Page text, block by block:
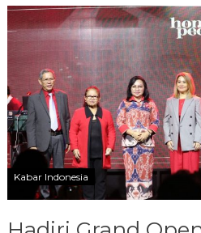
Kabar Indonesia